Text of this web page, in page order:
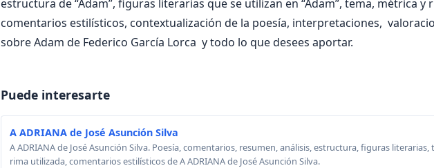
estructura de “Adam”, figuras literarias que se utilizan en “Adam”, tema, métrica y
comentarios estilísticos, contextualización de la poesía, interpretaciones,
sobre Adam de Federico García Lorca y todo lo que desees aportar.
Puede interesarte
A ADRIANA de José Asunción Silva
A ADRIANA de José Asunción Silva. Poesía, comentarios, resumen, análisis, estructura, figuras literarias,
rima utilizada, comentarios estilísticos de A ADRIANA de José Asunción Silva.